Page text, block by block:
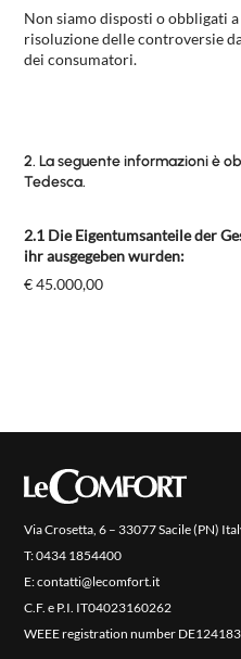
Non siamo disposti o obbligati
risoluzione delle controversie
dei consumatori.
2. La seguente informazioni è
Tedesca.
2.1 Die Eigentumsanteile der
ihr ausgegeben wurden:
€ 45.000,00
Via Crosetta, 6 – 33077 Sacile (PN)
T:0434 1854400
E:contatti@lecomfort.it
C.F. e P.I. IT04023160262
WEEE registration number